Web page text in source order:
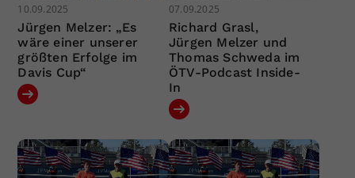
10.09.2025
Jürgen Melzer: „Es
wäre einer unserer
größten Erfolge im
Davis Cup“
07.09.2025
Richard Grasl,
Jürgen Melzer und
Thomas Schweda im
ÖTV-Podcast Inside-
In